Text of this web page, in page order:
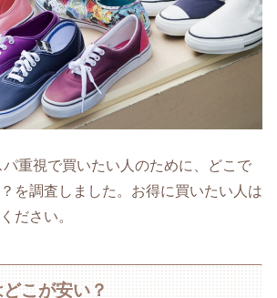
重視で買いたい人のために、どこで
を調査しました。お得に買いたい人は
ださい。
こが安い？